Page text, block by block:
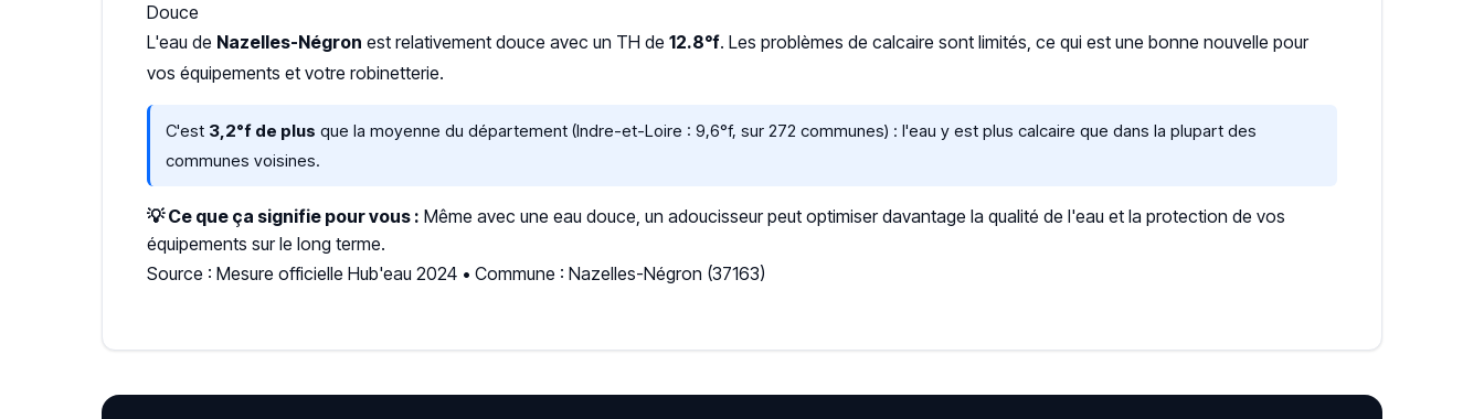
Douce
L'eau de Nazelles-Négron est relativement douce avec un TH de 12.8°f. Les problèmes de calcaire sont limités, ce qui est une bonne nouvelle pour
vos équipements et votre robinetterie.
C'est 3,2°f de plus que la moyenne du département (Indre-et-Loire : 9,6°f, sur 272 communes) : l'eau y est plus calcaire que dans la plupart des
communes voisines.
💡 Ce que ça signifie pour vous : Même avec une eau douce, un adoucisseur peut optimiser davantage la qualité de l'eau et la protection de vos
équipements sur le long terme.
Source : Mesure officielle Hub'eau 2024 • Commune : Nazelles-Négron (37163)